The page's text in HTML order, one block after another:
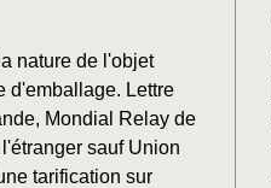
nature de l'objet
d'emballage. Lettre
Mondial Relay de
sauf Union
tarification sur